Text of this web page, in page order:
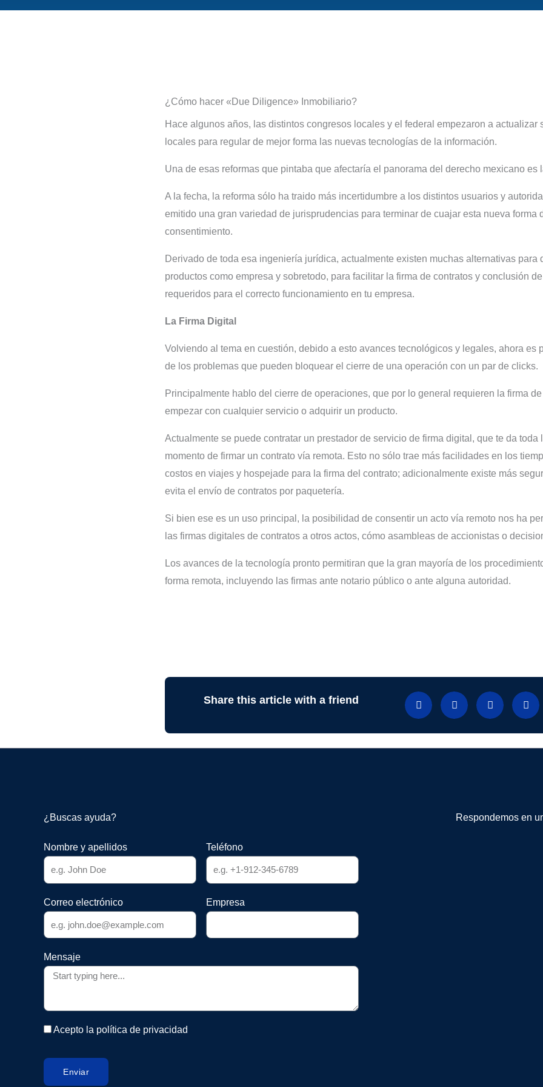
¿Cómo hacer «Due Diligence» Inmobiliario?
Hace algunos años, las distintos congresos locales y el federal empezaron a actualizar
locales para regular de mejor forma las nuevas tecnologías de la información.
Una de esas reformas que pintaba que afectaría el panorama del derecho mexicano es
A la fecha, la reforma sólo ha traido más incertidumbre a los distintos usuarios y
emitido una gran variedad de jurisprudencias para terminar de cuajar esta nueva forma
consentimiento.
Derivado de toda esa ingeniería jurídica, actualmente existen muchas alternativas para
productos como empresa y sobretodo, para facilitar la firma de contratos y conclusión
requeridos para el correcto funcionamiento en tu empresa.
La Firma Digital
Volviendo al tema en cuestión, debido a esto avances tecnológicos y legales, ahora es
de los problemas que pueden bloquear el cierre de una operación con un par de clicks.
Principalmente hablo del cierre de operaciones, que por lo general requieren la firma
empezar con cualquier servicio o adquirir un producto.
Actualmente se puede contratar un prestador de servicio de firma digital, que te da toda
momento de firmar un contrato vía remota. Esto no sólo trae más facilidades en los
costos en viajes y hospejade para la firma del contrato; adicionalmente existe más
evita el envío de contratos por paquetería.
Si bien ese es un uso principal, la posibilidad de consentir un acto vía remoto nos ha
las firmas digitales de contratos a otros actos, cómo asambleas de accionistas o
Los avances de la tecnología pronto permitiran que la gran mayoría de los
forma remota, incluyendo las firmas ante notario público o ante alguna autoridad.
Share this article with a friend
¿Buscas ayuda?
Nombre y apellidos Teléfono
Correo electrónico Empresa
Mensaje
Acepto la política de privacidad
Enviar
Respondemos en